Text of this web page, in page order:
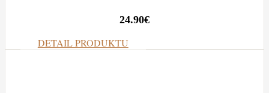
24.90€
DETAIL PRODUKTU